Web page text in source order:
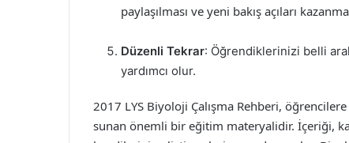
paylaşılması ve yeni bakış açıları
Düzenli Tekrar: Öğrendiklerinizi belli
yardımcı olur.
2017 LYS Biyoloji Çalışma Rehberi,
sunan önemli bir eğitim materyalidir. İçeriği,